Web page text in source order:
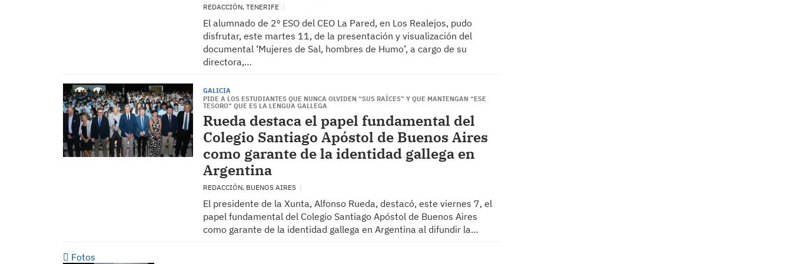
REDACCIÓN, TENERIFE
El alumnado de 2º ESO del CEO La Pared, en Los Realejos, pudo
disfrutar, este martes 11, de la presentación y visualización del
documental ‘Mujeres de Sal, hombres de Humo’, a cargo de su
directora,…
GALICIA
PIDE A LOS ESTUDIANTES QUE NUNCA OLVIDEN “SUS RAÍCES” Y QUE MANTENGAN “ESE
TESORO” QUE ES LA LENGUA GALLEGA
Rueda destaca el papel fundamental del
Colegio Santiago Apóstol de Buenos Aires
como garante de la identidad gallega en
Argentina
REDACCIÓN, BUENOS AIRES
El presidente de la Xunta, Alfonso Rueda, destacó, este viernes 7, el
papel fundamental del Colegio Santiago Apóstol de Buenos Aires
como garante de la identidad gallega en Argentina al difundir la…
Fotos